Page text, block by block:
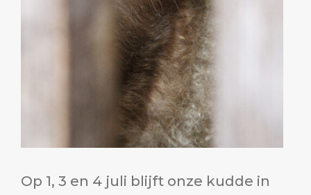
Op 1, 3 en 4 juli blijft onze kudde in